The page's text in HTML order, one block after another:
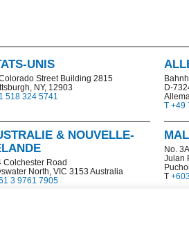
UNIS
Street Building 2815
NY, 12903
518 324 5741
D-
T +49
& NOUVELLE-
Colchester Road
North, VIC 3153 Australia
3 9761 7905
No.
Julan
T